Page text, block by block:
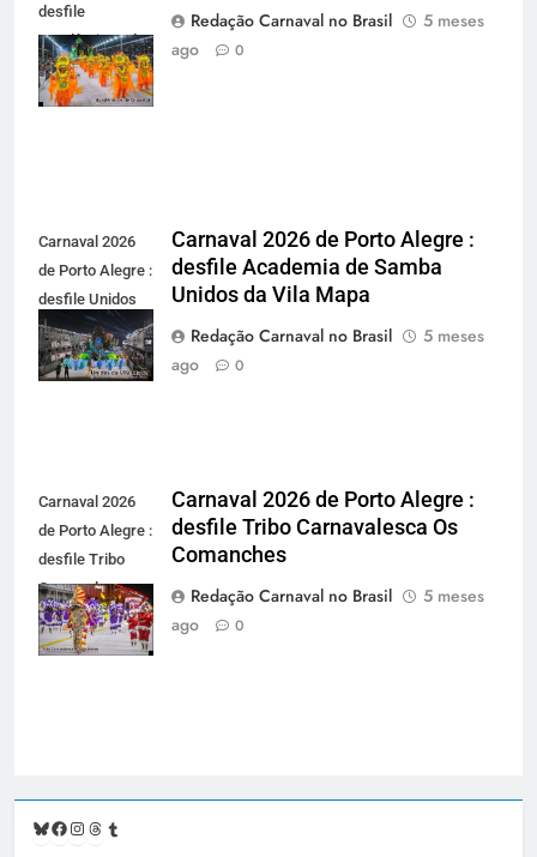
desfile
Acadêmicos de
Gravataí -
carnavalnobrasil.com.br
Redação Carnaval no Brasil
5 meses
ago
0
Carnaval 2026
de Porto Alegre :
desfile Unidos
da Vila Mapa -
carnavalnobrasil.com.br
Carnaval 2026 de Porto Alegre :
desfile Academia de Samba
Unidos da Vila Mapa
Redação Carnaval no Brasil
5 meses
ago
0
Carnaval 2026
de Porto Alegre :
desfile Tribo
Carnavalesca
Os Comanches -
carnavalnobrasil.com.br
Carnaval 2026 de Porto Alegre :
desfile Tribo Carnavalesca Os
Comanches
Redação Carnaval no Brasil
5 meses
ago
0
Bluesky
Facebook
Instagram
Threads